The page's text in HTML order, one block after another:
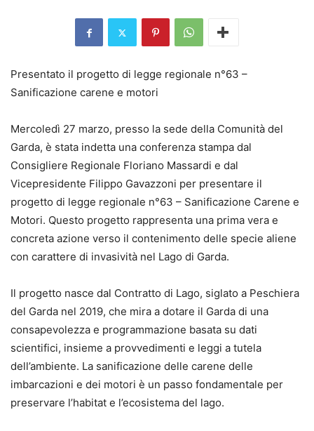
Presentato il progetto di legge regionale n°63 –
Sanificazione carene e motori
Mercoledì 27 marzo, presso la sede della Comunità del
Garda, è stata indetta una conferenza stampa dal
Consigliere Regionale Floriano Massardi e dal
Vicepresidente Filippo Gavazzoni per presentare il
progetto di legge regionale n°63 – Sanificazione Carene e
Motori. Questo progetto rappresenta una prima vera e
concreta azione verso il contenimento delle specie aliene
con carattere di invasività nel Lago di Garda.
Il progetto nasce dal Contratto di Lago, siglato a Peschiera
del Garda nel 2019, che mira a dotare il Garda di una
consapevolezza e programmazione basata su dati
scientifici, insieme a provvedimenti e leggi a tutela
dell’ambiente. La sanificazione delle carene delle
imbarcazioni e dei motori è un passo fondamentale per
preservare l’habitat e l’ecosistema del lago.